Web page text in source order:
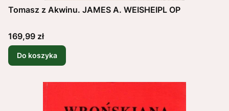
Tomasz z Akwinu. JAMES A. WEISHEIPL OP
Cena
169,99 zł
Do koszyka